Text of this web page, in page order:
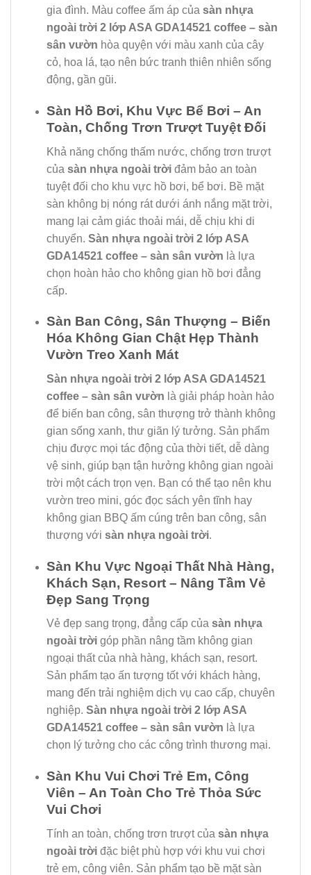
gia đình. Màu coffee ấm áp của sàn nhựa
ngoài trời 2 lớp ASA GDA14521 coffee – sàn
sân vườn hòa quyện với màu xanh của cây
cỏ, hoa lá, tạo nên bức tranh thiên nhiên sống
động, gần gũi.
Sàn Hồ Bơi, Khu Vực Bể Bơi – An
Toàn, Chống Trơn Trượt Tuyệt Đối
Khả năng chống thấm nước, chống trơn trượt
của sàn nhựa ngoài trờiđảm bảo an toàn
tuyệt đối cho khu vực hồ bơi, bể bơi. Bề mặt
sàn không bị nóng rát dưới ánh nắng mặt trời,
mang lại cảm giác thoải mái, dễ chịu khi di
chuyển. Sàn nhựa ngoài trời 2 lớp ASA
GDA14521 coffee – sàn sân vườn là lựa
chọn hoàn hảo cho không gian hồ bơi đẳng
cấp.
Sàn Ban Công, Sân Thượng – Biến
Hóa Không Gian Chật Hẹp Thành
Vườn Treo Xanh Mát
Sàn nhựa ngoài trời 2 lớp ASA GDA14521
coffee – sàn sân vườn là giải pháp hoàn hảo
để biến ban công, sân thượng trở thành không
gian sống xanh, thư giãn lý tưởng. Sản phẩm
chịu được mọi tác động của thời tiết, dễ dàng
vệ sinh, giúp bạn tận hưởng không gian ngoài
trời một cách trọn vẹn. Bạn có thể tạo nên khu
vườn treo mini, góc đọc sách yên tĩnh hay
không gian BBQ ấm cúng trên ban công, sân
thượng với sàn nhựa ngoài trời.
Sàn Khu Vực Ngoại Thất Nhà Hàng,
Khách Sạn, Resort – Nâng Tầm Vẻ
Đẹp Sang Trọng
Vẻ đẹp sang trọng, đẳng cấp của sàn nhựa
ngoài trờigóp phần nâng tầm không gian
ngoại thất của nhà hàng, khách sạn, resort.
Sản phẩm tạo ấn tượng tốt với khách hàng,
mang đến trải nghiệm dịch vụ cao cấp, chuyên
nghiệp. Sàn nhựa ngoài trời 2 lớp ASA
GDA14521 coffee – sàn sân vườn là lựa
chọn lý tưởng cho các công trình thương mại.
Sàn Khu Vui Chơi Trẻ Em, Công
Viên – An Toàn Cho Trẻ Thỏa Sức
Vui Chơi
Tính an toàn, chống trơn trượt của sàn nhựa
ngoài trờiđặc biệt phù hợp với khu vui chơi
trẻ em, công viên. Sản phẩm tạo bề mặt sàn